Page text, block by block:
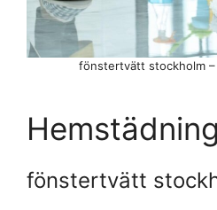
fönstertvätt stockholm
Hemstädning
fönstertvätt